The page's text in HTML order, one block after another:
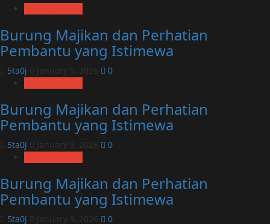
Burung Majikan dan Perhatian
Pembantu yang Istimewa
5ta0j January 9, 2026
0
Burung Majikan dan Perhatian
Pembantu yang Istimewa
5ta0j January 9, 2026
0
Burung Majikan dan Perhatian
Pembantu yang Istimewa
5ta0j January 9, 2026
0